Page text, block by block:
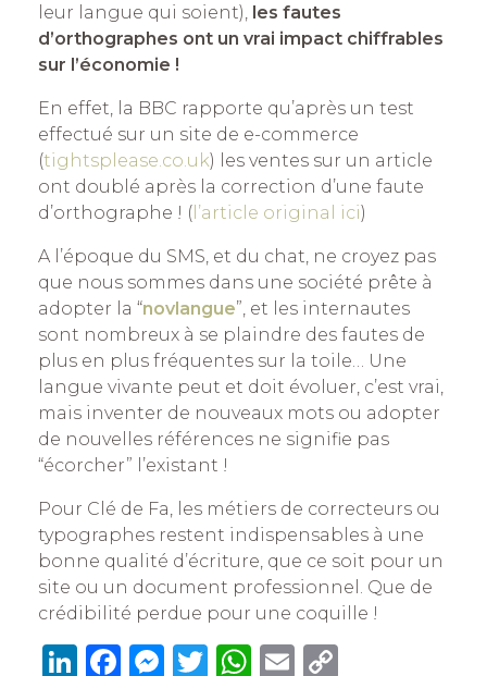
leur langue qui soient), les fautes
d’orthographes ont un vrai impact chiffrables
sur l’économie !
En effet, la BBC rapporte qu’après un test
effectué sur un site de e-commerce
(tightsplease.co.uk) les ventes sur un article
ont doublé après la correction d’une faute
d’orthographe ! ( l’article original ici)
A l’époque du SMS, et du chat, ne croyez pas
que nous sommes dans une société prête à
adopter la “novlangue”, et les internautes
sont nombreux à se plaindre des fautes de
plus en plus fréquentes sur la toile… Une
langue vivante peut et doit évoluer, c’est vrai,
mais inventer de nouveaux mots ou adopter
de nouvelles références ne signifie pas
“écorcher” l’existant !
Pour Clé de Fa, les métiers de correcteurs ou
typographes restent indispensables à une
bonne qualité d’écriture, que ce soit pour un
site ou un document professionnel. Que de
crédibilité perdue pour une coquille !
Li F
M T
W E